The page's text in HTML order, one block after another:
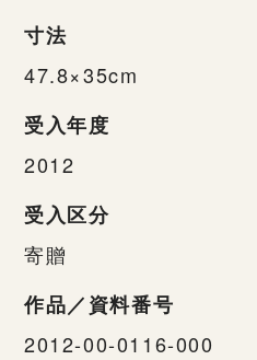
寸法
47.8×35cm
受入年度
2012
受入区分
寄贈
作品／資料番号
2012-00-0116-000